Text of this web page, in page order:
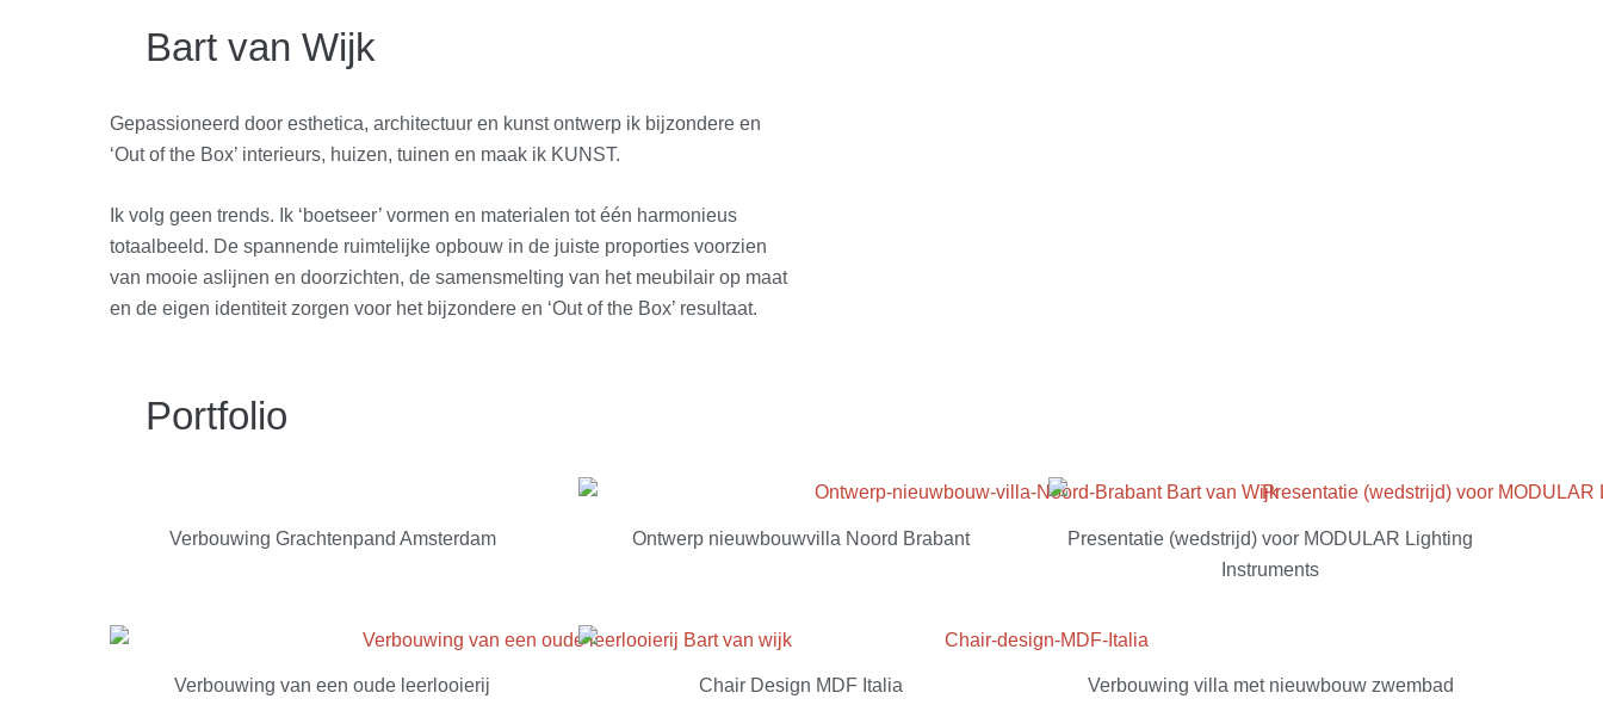
Bart van Wijk
Gepassioneerd door esthetica, architectuur en kunst ontwerp ik bijzondere en
‘Out of the Box’ interieurs, huizen, tuinen en maak ik KUNST.
Ik volg geen trends. Ik ‘boetseer’ vormen en materialen tot één harmonieus
totaalbeeld. De spannende ruimtelijke opbouw in de juiste proporties voorzien
van mooie aslijnen en doorzichten, de samensmelting van het meubilair op maat
en de eigen identiteit zorgen voor het bijzondere en ‘Out of the Box’ resultaat.
Portfolio
Verbouwing Grachtenpand Amsterdam Ontwerp nieuwbouwvilla Noord Brabant
Presentatie (wedstrijd) voor MODULAR Lighting
Instruments
Verbouwing van een oude leerlooierij Chair Design MDF Italia Verbouwing villa met nieuwbouw zwembad